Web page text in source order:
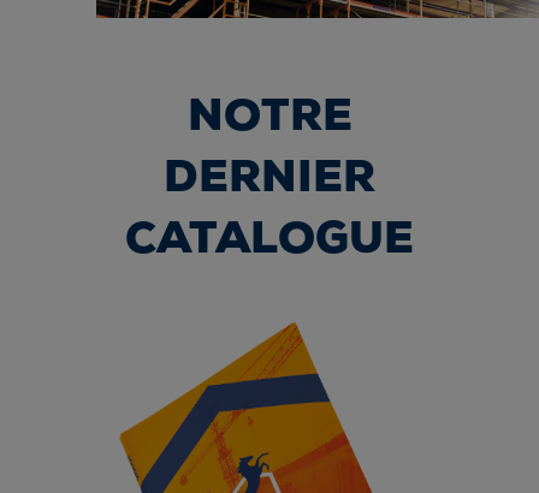
NOTRE
DERNIER
CATALOGUE